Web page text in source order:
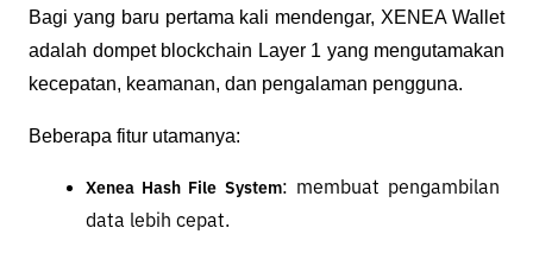
Bagi yang baru pertama kali mendengar, XENEA Wallet
adalah dompet blockchain Layer 1 yang mengutamakan
kecepatan, keamanan, dan pengalaman pengguna.
Beberapa fitur utamanya:
Xenea Hash File System: membuat pengambilan
data lebih cepat.